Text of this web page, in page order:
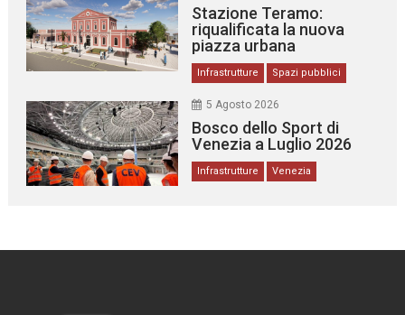
Stazione Teramo:
riqualificata la nuova
piazza urbana
Infrastrutture Spazi pubblici
5 Agosto 2026
Bosco dello Sport di
Venezia a Luglio 2026
Infrastrutture Venezia